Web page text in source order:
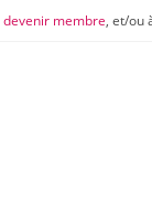
devenir membre, et/ou